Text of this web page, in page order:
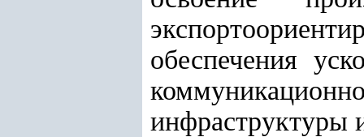
обеспечения
инфраструктуры